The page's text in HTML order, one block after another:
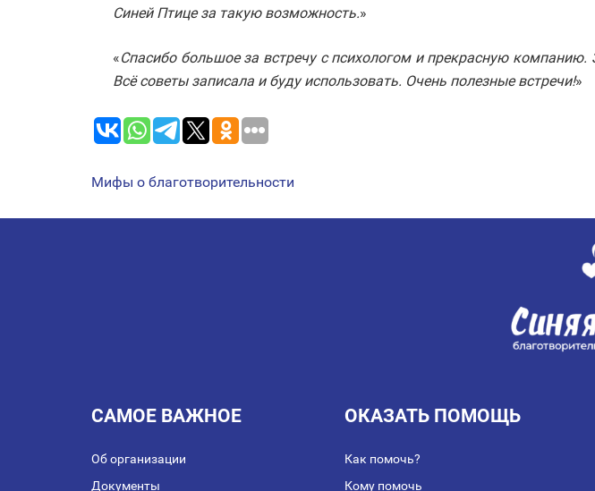
Синей Птице за такую возможность.»
«Спасибо большое за встречу с психологом и прекрасную
Всё советы записала и буду использовать. Очень полезные встречи!»
НАВИГАЦИЯ
ПО
Мифы о благотворительности
САМОЕ ВАЖНОЕ
Об организации
Документы
ОКАЗАТЬ ПОМОЩЬ
Как помочь?
Кому помочь